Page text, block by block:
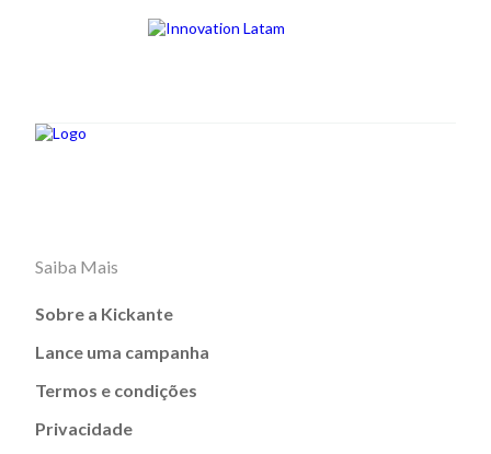
Saiba Mais
Sobre a Kickante
Lance uma campanha
Termos e condições
Privacidade